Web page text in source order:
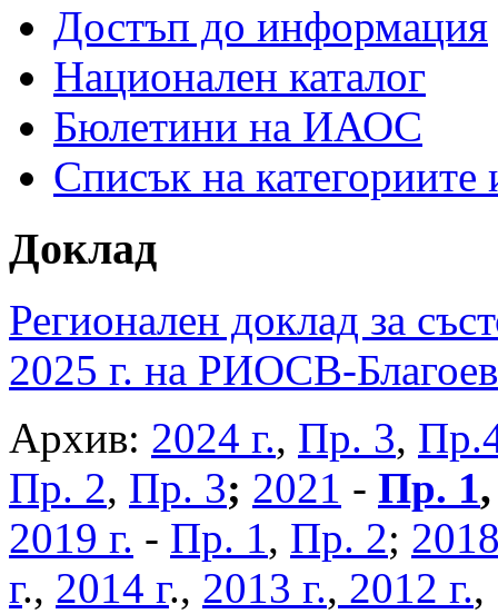
Достъп до информация
Национален каталог
Бюлетини на ИАОС
Списък на
Доклад
Регионален доклад за
2025 г. на РИОСВ-
Архив: 2024 г., Пр. 3,
Пр. 2, Пр. 3; 2021 - Пр. 1
2019 г. - Пр. 1, Пр. 2;
г., 2014 г., 2013 г., 2012 г.